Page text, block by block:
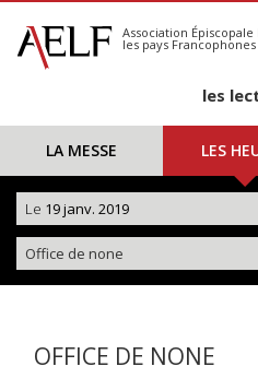
S'abonner
Calendrier
Association
les pays Francophones
les
LA MESSE LES
Le 19 janv. 2019
Office de none
OFFICE DE NONE